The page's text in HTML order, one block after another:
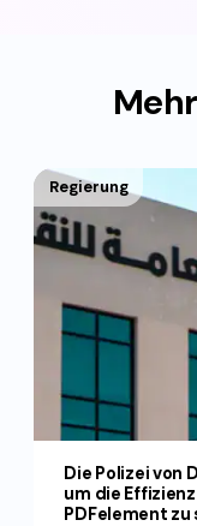
Regierung
Die Polizei von
um die
PDFelement